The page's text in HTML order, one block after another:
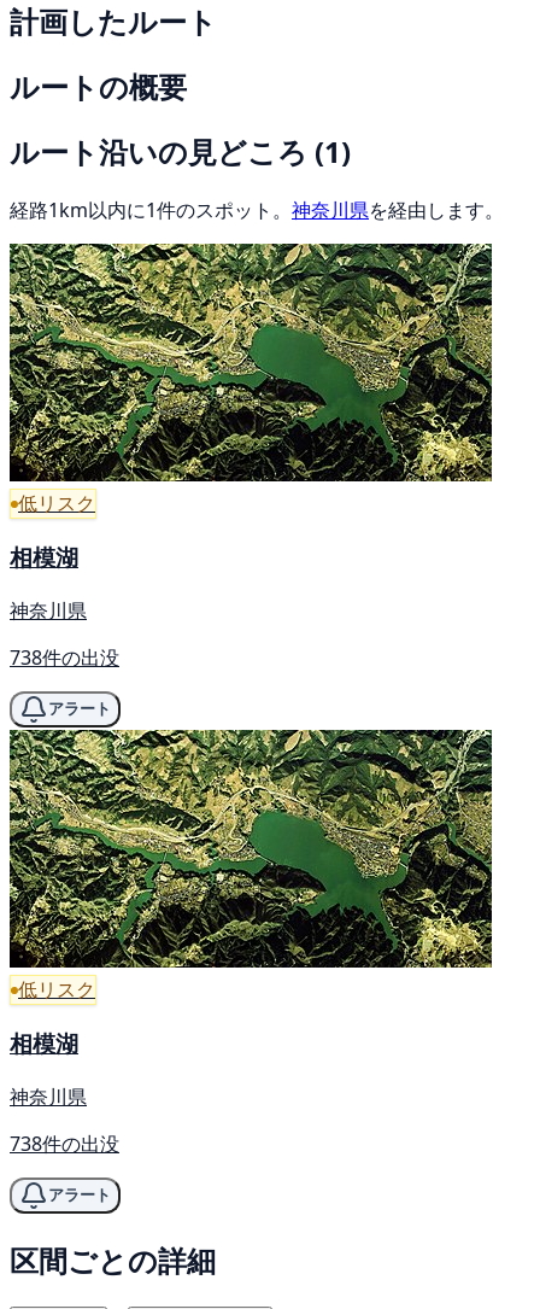
計画したルート
ルートの概要
ルート沿いの見どころ (1)
経路1km以内に1件のスポット。 神奈川県を経由します。
低リスク
相模湖
神奈川県
738件の出没
アラート
低リスク
相模湖
神奈川県
738件の出没
アラート
区間ごとの詳細